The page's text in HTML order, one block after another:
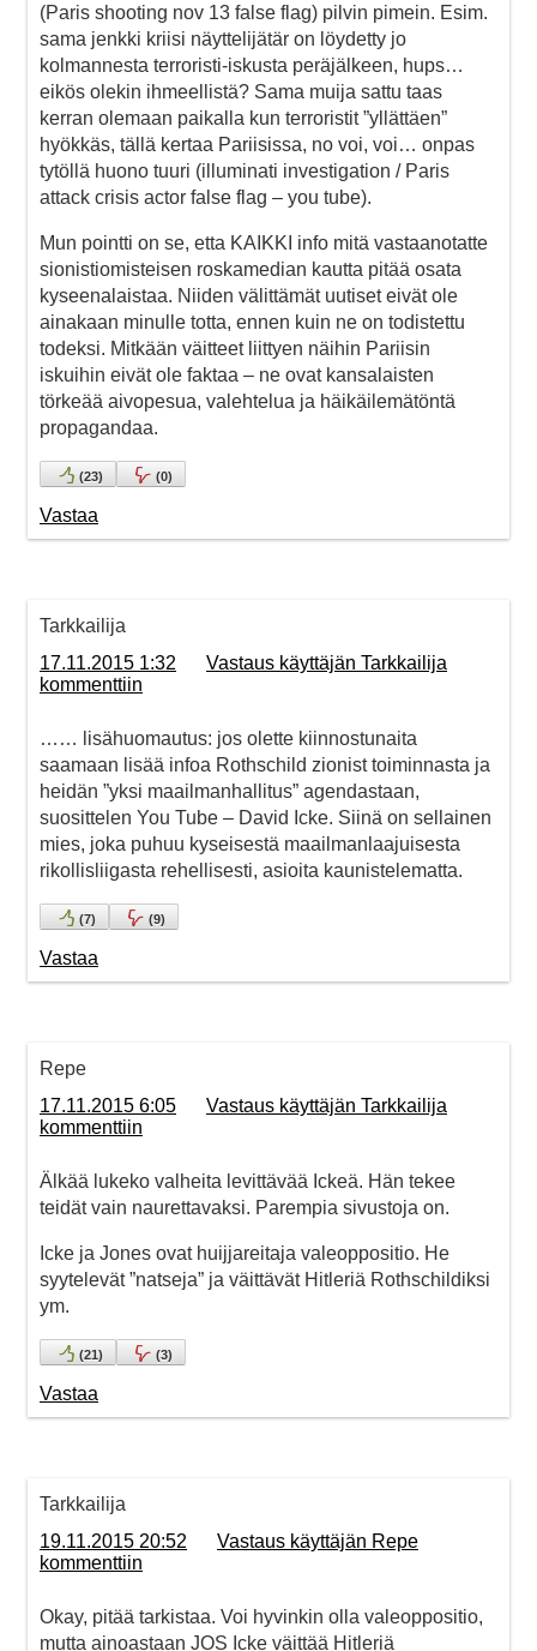
(Paris shooting nov 13 false flag) pilvin pimein. Esim.
sama jenkki kriisi näyttelijätär on löydetty jo
kolmannesta terroristi-iskusta peräjälkeen, hups…
eikös olekin ihmeellistä? Sama muija sattu taas
kerran olemaan paikalla kun terroristit ”yllättäen”
hyökkäs, tällä kertaa Pariisissa, no voi, voi… onpas
tytöllä huono tuuri (illuminati investigation / Paris
attack crisis actor false flag – you tube).
Mun pointti on se, etta KAIKKI info mitä vastaanotatte
sionistiomisteisen roskamedian kautta pitää osata
kyseenalaistaa. Niiden välittämät uutiset eivät ole
ainakaan minulle totta, ennen kuin ne on todistettu
todeksi. Mitkään väitteet liittyen näihin Pariisin
iskuihin eivät ole faktaa – ne ovat kansalaisten
törkeää aivopesua, valehtelua ja häikäilemätöntä
propagandaa.
(23) (0)
Vastaa
Tarkkailija
17.11.2015 1:32
Vastaus käyttäjän Tarkkailija
kommenttiin
…… lisähuomautus: jos olette kiinnostunaita
saamaan lisää infoa Rothschild zionist toiminnasta ja
heidän ”yksi maailmanhallitus” agendastaan,
suosittelen You Tube – David Icke. Siinä on sellainen
mies, joka puhuu kyseisestä maailmanlaajuisesta
rikollisliigasta rehellisesti, asioita kaunistelematta.
(7) (9)
Vastaa
Repe
17.11.2015 6:05
Vastaus käyttäjän Tarkkailija
kommenttiin
Älkää lukeko valheita levittävää Ickeä. Hän tekee
teidät vain naurettavaksi. Parempia sivustoja on.
Icke ja Jones ovat huijjareitaja valeoppositio. He
syytelevät ”natseja” ja väittävät Hitleriä Rothschildiksi
ym.
(21) (3)
Vastaa
Tarkkailija
19.11.2015 20:52
Vastaus käyttäjän Repe
kommenttiin
Okay, pitää tarkistaa. Voi hyvinkin olla valeoppositio,
mutta ainoastaan JOS Icke väittää Hitleriä